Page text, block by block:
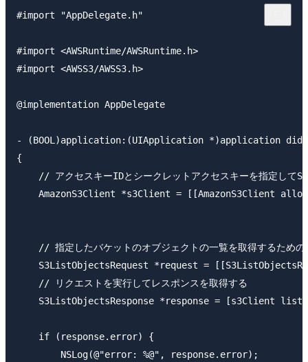
#import "AppDelegate.h"
#import <AWSRuntime/AWSRuntime.h>
#import <AWSS3/AWSS3.h>
@implementation AppDelegate
- (BOOL)application:(UIApplication *)application
{
// アクセスキーIDとシークレットアクセスキーを指定して
AmazonS3Client *s3Client = [[AmazonS3Client
// 指定したバケットのオブジェクトの一覧を取得するため
S3ListObjectsRequest *request =
    // リクエストを実行してレスポンスを取得する
S3ListObjectsResponse *response = [s3Client
    if (response.error) {
        NSLog(@"error: %@", response.error);